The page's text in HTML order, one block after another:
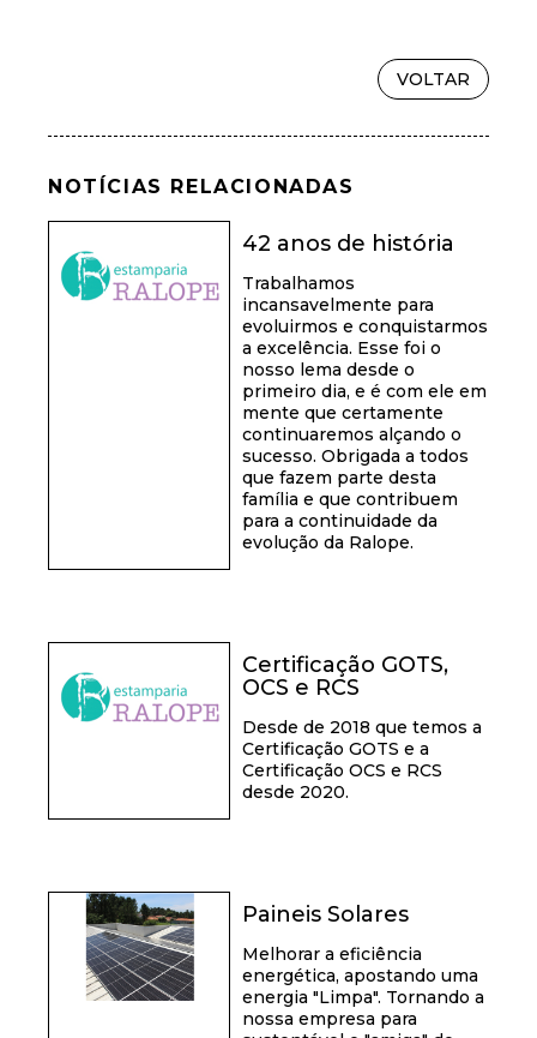
VOLTAR
NOTÍCIAS RELACIONADAS
42 anos de história
Trabalhamos
incansavelmente para
evoluirmos e conquistarmos
a excelência. Esse foi o
nosso lema desde o
primeiro dia, e é com ele em
mente que certamente
continuaremos alçando o
sucesso. Obrigada a todos
que fazem parte desta
família e que contribuem
para a continuidade da
evolução da Ralope.
Certificação GOTS,
OCS e RCS
Desde de 2018 que temos a
Certificação GOTS e a
Certificação OCS e RCS
desde 2020.
Paineis Solares
Melhorar a eficiência
energética, apostando uma
energia "Limpa". Tornando a
nossa empresa para